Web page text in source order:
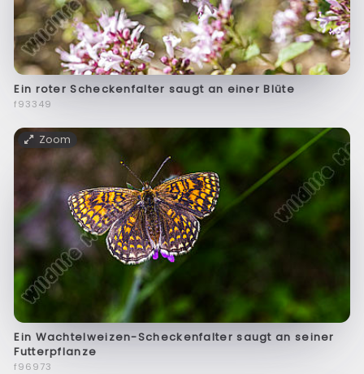
Ein roter Scheckenfalter saugt an einer Blüte
f93349
Zoom
Ein Wachtelweizen-Scheckenfalter saugt an seiner
Futterpflanze
f96973